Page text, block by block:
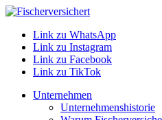
Link zu WhatsApp
Link zu Instagram
Link zu Facebook
Link zu TikTok
Unternehmen
Unternehmenshistorie